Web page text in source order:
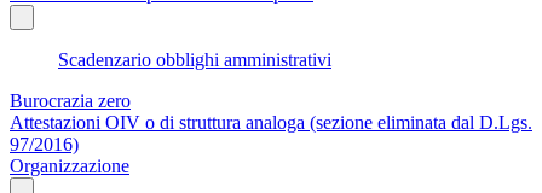
Scadenzario obblighi amministrativi
Burocrazia zero
Attestazioni OIV o di struttura analoga (sezione eliminata dal D.Lgs.
97/2016)
Organizzazione